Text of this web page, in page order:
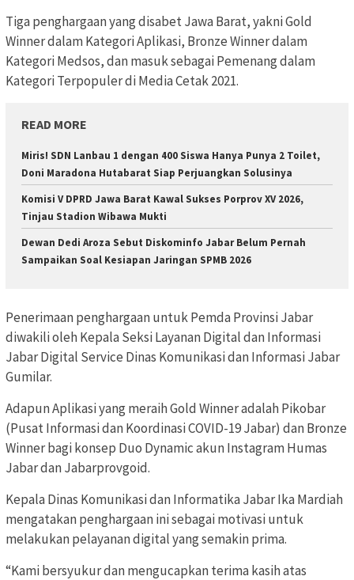
Tiga penghargaan yang disabet Jawa Barat, yakni Gold
Winner dalam Kategori Aplikasi, Bronze Winner dalam
Kategori Medsos, dan masuk sebagai Pemenang dalam
Kategori Terpopuler di Media Cetak 2021.
READ MORE
Miris! SDN Lanbau 1 dengan 400 Siswa Hanya Punya 2 Toilet,
Doni Maradona Hutabarat Siap Perjuangkan Solusinya
Komisi V DPRD Jawa Barat Kawal Sukses Porprov XV 2026,
Tinjau Stadion Wibawa Mukti
Dewan Dedi Aroza Sebut Diskominfo Jabar Belum Pernah
Sampaikan Soal Kesiapan Jaringan SPMB 2026
Penerimaan penghargaan untuk Pemda Provinsi Jabar
diwakili oleh Kepala Seksi Layanan Digital dan Informasi
Jabar Digital Service Dinas Komunikasi dan Informasi Jabar
Gumilar.
Adapun Aplikasi yang meraih Gold Winner adalah Pikobar
(Pusat Informasi dan Koordinasi COVID-19 Jabar) dan Bronze
Winner bagi konsep Duo Dynamic akun Instagram Humas
Jabar dan Jabarprovgoid.
Kepala Dinas Komunikasi dan Informatika Jabar Ika Mardiah
mengatakan penghargaan ini sebagai motivasi untuk
melakukan pelayanan digital yang semakin prima.
“Kami bersyukur dan mengucapkan terima kasih atas